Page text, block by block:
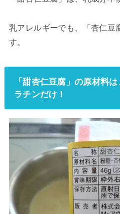
乳アレルギーでも、「杏仁豆
す。
「甜杏仁豆腐」の原材料
ラチンだけ！